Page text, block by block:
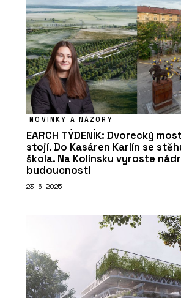
NOVINKY A NÁZORY
EARCH TÝDENÍK: Dvorecký
stojí. Do Kasáren Karlín se
škola. Na Kolínsku vyroste
budoucnosti
23. 6. 2025